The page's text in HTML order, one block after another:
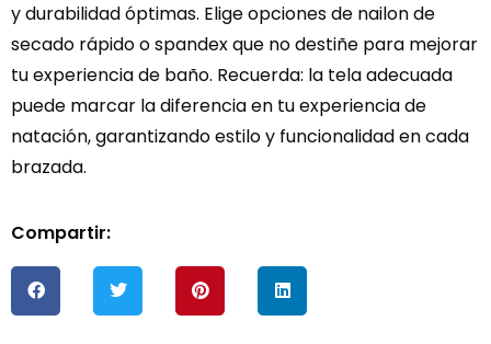
y durabilidad óptimas. Elige opciones de nailon de
secado rápido o spandex que no destiñe para mejorar
tu experiencia de baño. Recuerda: la tela adecuada
puede marcar la diferencia en tu experiencia de
natación, garantizando estilo y funcionalidad en cada
brazada.
Compartir: